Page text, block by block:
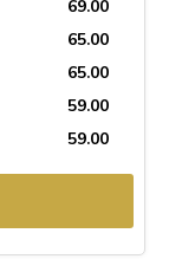
69.00
65.00
65.00
59.00
59.00